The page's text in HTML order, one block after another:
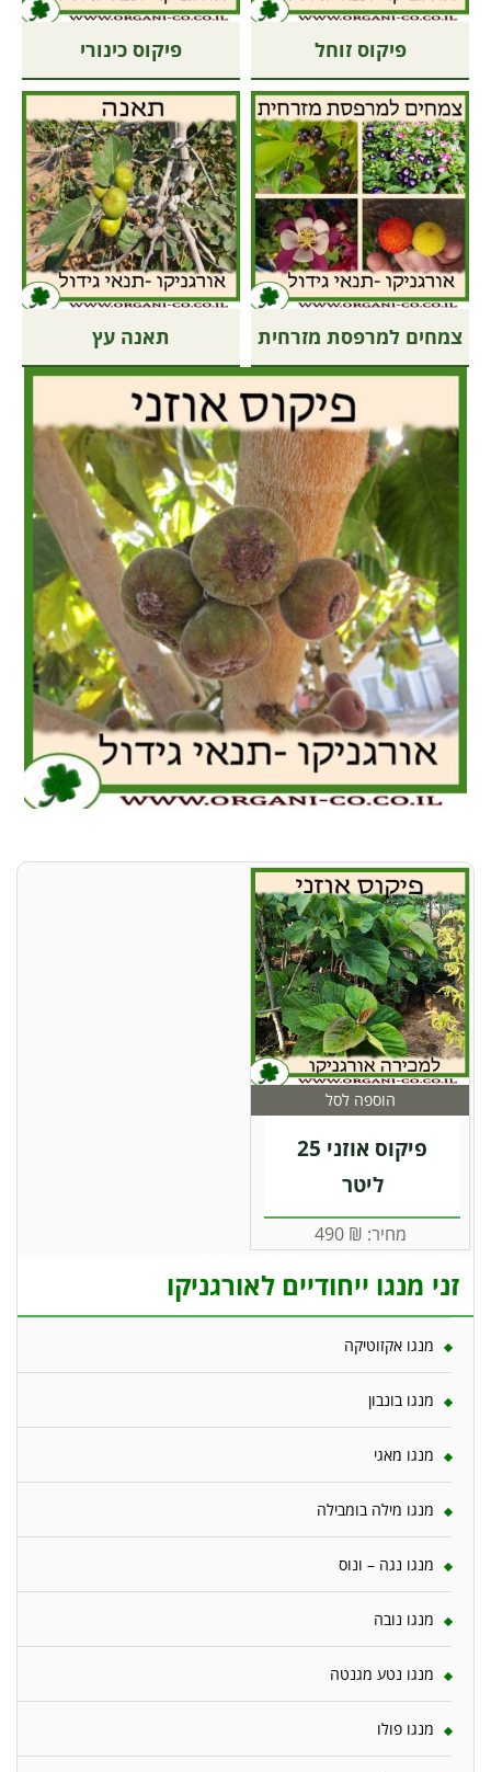
פיקוס זוחל פיקוס כינורי
צמחים למרפסת מזרחית תאנה עץ
הוספה לסל
פיקוס אוזני 25
ליטר
מחיר: ₪
490
זני מנגו ייחודיים לאורגניקו
מנגו אקזוטיקה
מנגו בונבון
מנגו מאגי
מנגו מילה בומבילה
מנגו נגה – ונוס
מנגו נובה
מנגו נטע מגנטה
מנגו פולו